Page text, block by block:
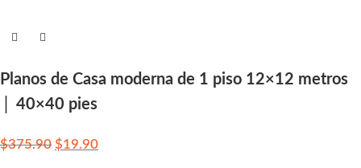
Planos de Casa moderna de 1 piso 12×12 metros
│ 40×40 pies
$375.90 $19.90